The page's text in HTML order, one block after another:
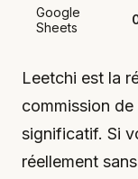
Google
Sheets
Leetchi est la
commission de
significatif. Si
réellement